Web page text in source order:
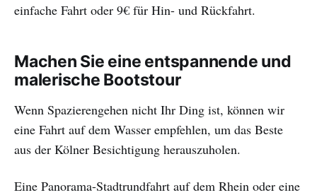
einfache Fahrt oder 9€ für Hin- und Rückfahrt.
Machen Sie eine entspannende und
malerische Bootstour
Wenn Spazierengehen nicht Ihr Ding ist, können wir
eine Fahrt auf dem Wasser empfehlen, um das Beste
aus der Kölner Besichtigung herauszuholen.
Eine Panorama-Stadtrundfahrt auf dem Rhein oder eine